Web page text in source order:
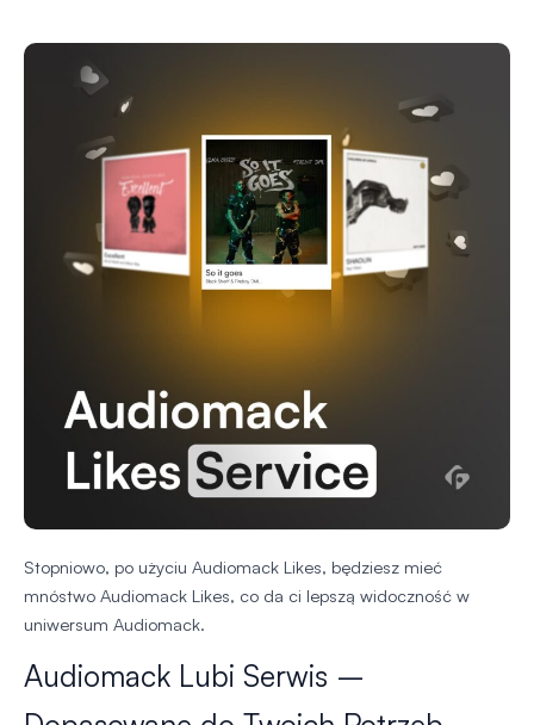
Stopniowo, po użyciu Audiomack Likes, będziesz mieć
mnóstwo Audiomack Likes, co da ci lepszą widoczność w
uniwersum Audiomack.
Audiomack Lubi Serwis –